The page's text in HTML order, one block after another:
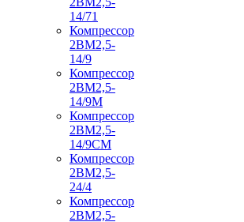
14/71
Компрессор
2ВМ2,5-
14/9
Компрессор
2ВМ2,5-
14/9М
Компрессор
2ВМ2,5-
14/9СМ
Компрессор
2ВМ2,5-
24/4
Компрессор
2ВМ2,5-